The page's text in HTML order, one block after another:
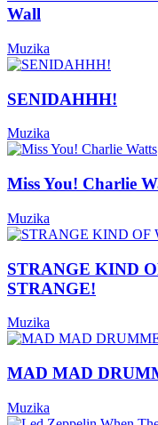
Wall
Muzika
SENIDAHHH!
Muzika
Miss You! Charlie
Muzika
STRANGE KIND
STRANGE!
Muzika
MAD MAD
Muzika